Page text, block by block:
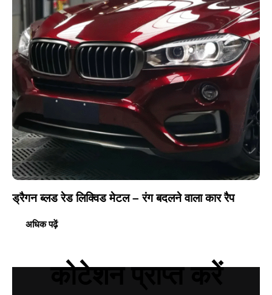
ड्रैगन ब्लड रेड लिक्विड मेटल – रंग बदलने वाला कार रैप
अधिक पढ़ें
कोटेशन प्राप्त करें